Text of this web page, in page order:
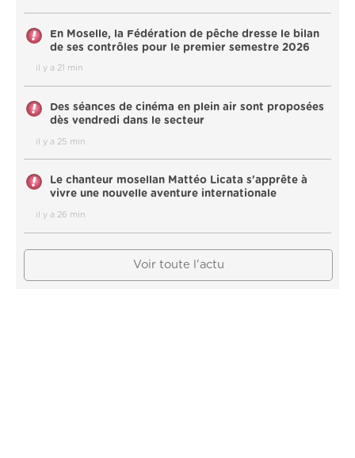
En Moselle, la Fédération de pêche dresse le bilan
de ses contrôles pour le premier semestre 2026
il y a 21 min
Des séances de cinéma en plein air sont proposées
dès vendredi dans le secteur
il y a 25 min
Le chanteur mosellan Mattéo Licata s'apprête à
vivre une nouvelle aventure internationale
il y a 26 min
Voir toute l'actu